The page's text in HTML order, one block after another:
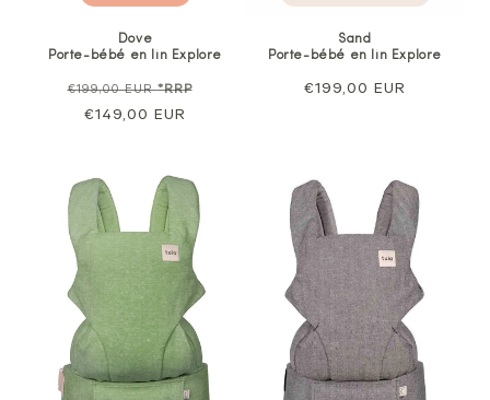
Dove
Porte-bébé en lin Explore
Prix
normal
€199,00 EUR*RRP
€149,00 EUR
Sand
Porte-bébé en lin Explore
Prix
€199,00 EUR